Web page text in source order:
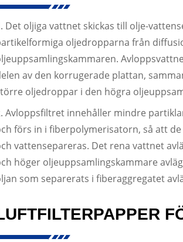
Det oljiga vattnet skickas till olje-
oljedropparna från
av den korrugerade plattan,
oljedroppar i den högra
Avloppsfiltret innehåller mindre
förs in i fiberpolymerisatorn, så att
vattensepareras. Det rena vattnet
höger oljeuppsamlingskammare
som separerats i fiberaggregatet